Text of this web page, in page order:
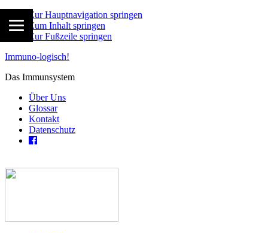
Zur Hauptnavigation springen
Zum Inhalt springen
Zur Fußzeile springen
Immuno-logisch!
Das Immunsystem
Über Uns
Glossar
Kontakt
Datenschutz